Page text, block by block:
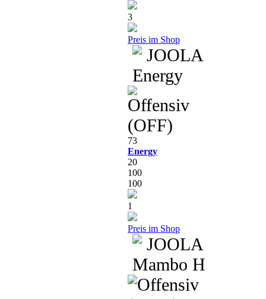
3
Preis im Shop
73
Energy
20
100
100
1
Preis im Shop